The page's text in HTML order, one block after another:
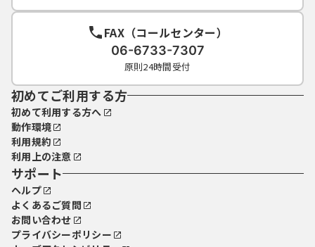
FAX（コールセンター）
06-6733-7307
原則24時間受付
初めてご利用する方
初めて利用する方へ
動作環境
利用規約
利用上の注意
サポート
ヘルプ
よくあるご質問
お問い合わせ
プライバシーポリシー